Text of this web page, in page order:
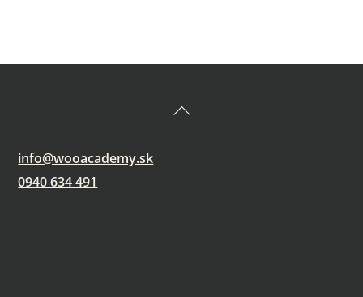
Back
info@wooacademy.sk
0940 634 491